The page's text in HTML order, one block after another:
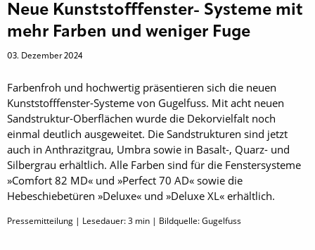
Neue Kunststofffenster- Systeme mit
mehr Farben und weniger Fuge
03. Dezember 2024
Farbenfroh und hochwertig präsentieren sich die neuen
Kunststofffenster-Systeme von Gugelfuss. Mit acht neuen
Sandstruktur-Oberflächen wurde die Dekorvielfalt noch
einmal deutlich ausgeweitet. Die Sandstrukturen sind jetzt
auch in Anthrazitgrau, Umbra sowie in Basalt-, Quarz- und
Silbergrau erhältlich. Alle Farben sind für die Fenstersysteme
»Comfort 82 MD« und »Perfect 70 AD« sowie die
Hebeschiebetüren »Deluxe« und »Deluxe XL« erhältlich.
Pressemitteilung | Lesedauer:3 min | Bildquelle: Gugelfuss